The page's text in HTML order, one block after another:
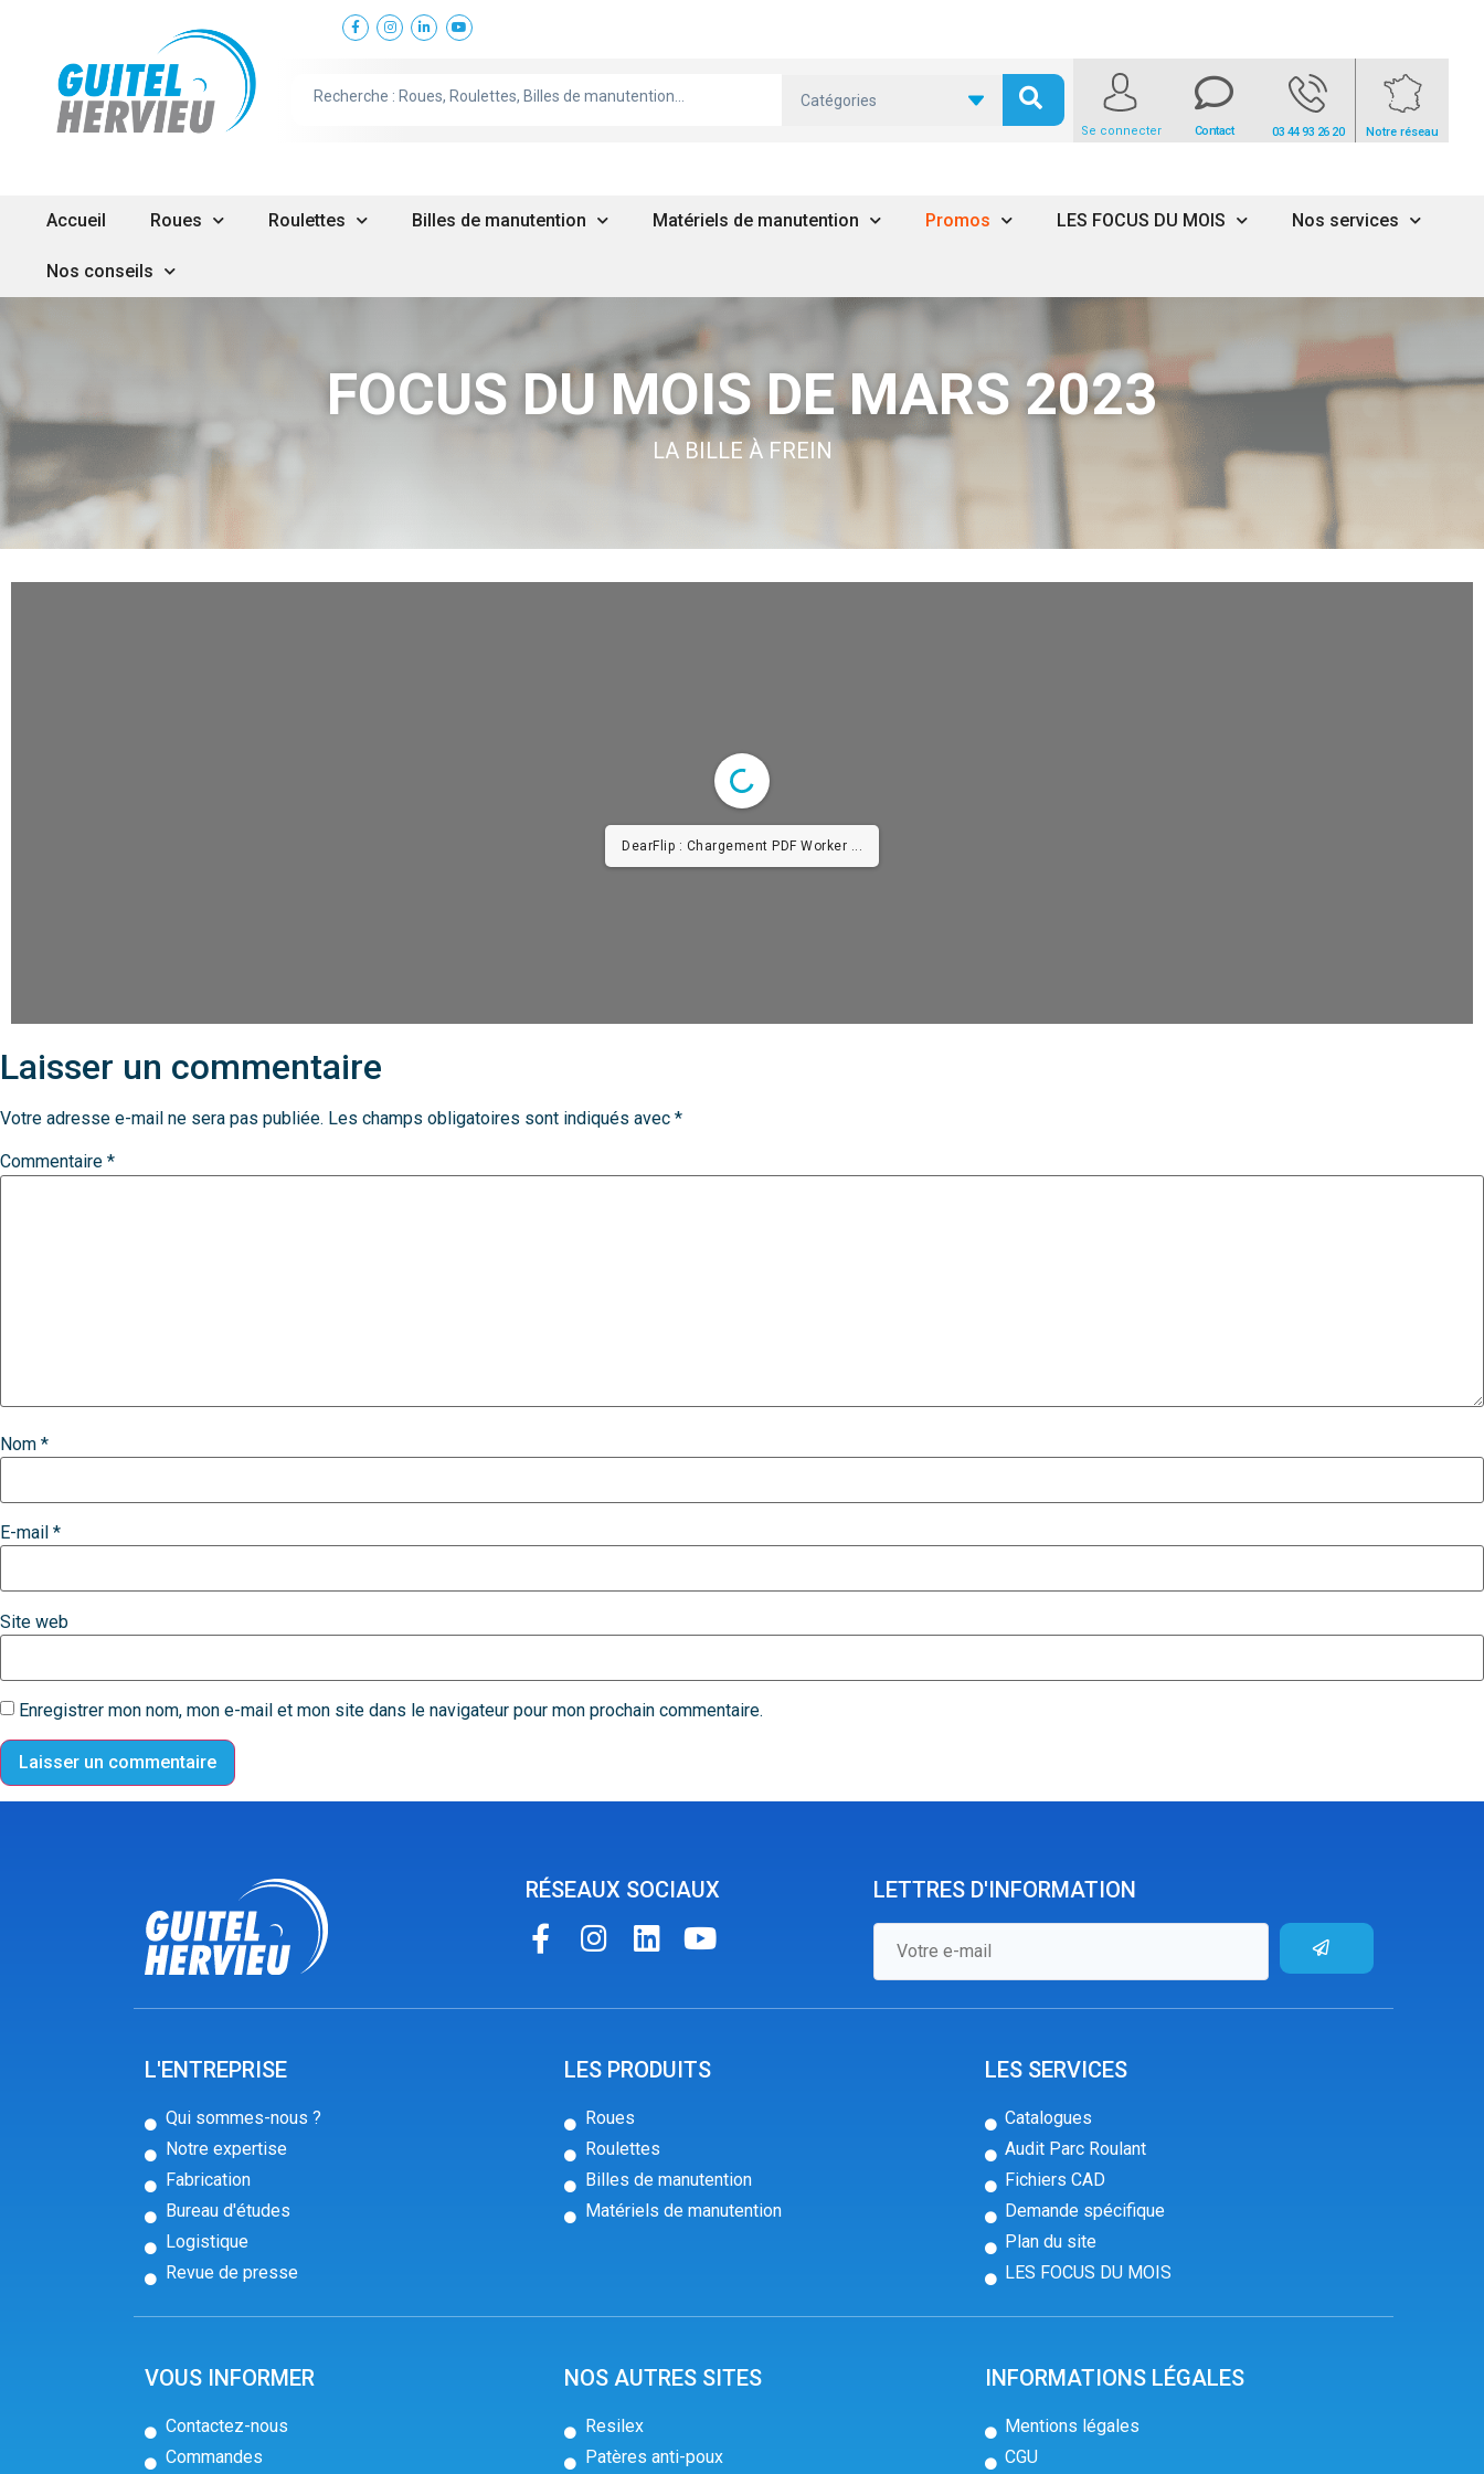
Se connecter Contact 03 44 93 26 20 Notre réseau
Catégories
Accueil Roues Roulettes Billes de manutention Matériels de manutention Promos LES FOCUS DU MOIS Nos services
Nos conseils
FOCUS DU MOIS DE MARS 2023
LA BILLE À FREIN
DearFlip : Chargement PDF Worker ...
Laisser un commentaire
Votre adresse e-mail ne sera pas publiée. Les champs obligatoires sont indiqués avec *
Commentaire *
Nom *
E-mail *
Site web
Enregistrer mon nom, mon e-mail et mon site dans le navigateur pour mon prochain commentaire.
RÉSEAUX SOCIAUX LETTRES D'INFORMATION
L'ENTREPRISE
Qui sommes-nous ?
Notre expertise
Fabrication
Bureau d'études
Logistique
Revue de presse
LES PRODUITS
Roues
Roulettes
Billes de manutention
Matériels de manutention
LES SERVICES
Catalogues
Audit Parc Roulant
Fichiers CAD
Demande spécifique
Plan du site
LES FOCUS DU MOIS
VOUS INFORMER
Contactez-nous
Commandes
NOS AUTRES SITES
Resilex
Patères anti-poux
INFORMATIONS LÉGALES
Mentions légales
CGU